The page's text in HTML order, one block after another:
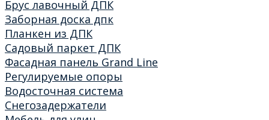
Брус лавочный ДПК
Заборная доска дпк
Планкен из ДПК
Садовый паркет ДПК
Фасадная панель Grand Line
Регулируемые опоры
Водосточная система
Снегозадержатели